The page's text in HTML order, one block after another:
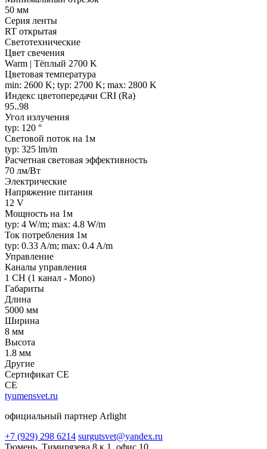
50 мм
Серия ленты
RT открытая
Светотехнические
Цвет свечения
Warm | Тёплый 2700 K
Цветовая температура
min: 2600 K; typ: 2700 K; max: 2800 K
Индекс цветопередачи CRI (Ra)
95..98
Угол излучения
typ: 120 °
Световой поток на 1м
typ: 325 lm/m
Расчетная световая эффективность
70 лм/Вт
Электрические
Напряжение питания
12 V
Мощность на 1м
typ: 4 W/m; max: 4.8 W/m
Ток потребления 1м
typ: 0.33 A/m; max: 0.4 A/m
Управление
Каналы управления
1 CH (1 канал - Mono)
Габариты
Длина
5000 мм
Ширина
8 мм
Высота
1.8 мм
Другие
Сертификат CE
CE
tyumensvet.ru
официальный партнер Arlight
+7 (929) 298 6214 surgutsvet@yandex.ru